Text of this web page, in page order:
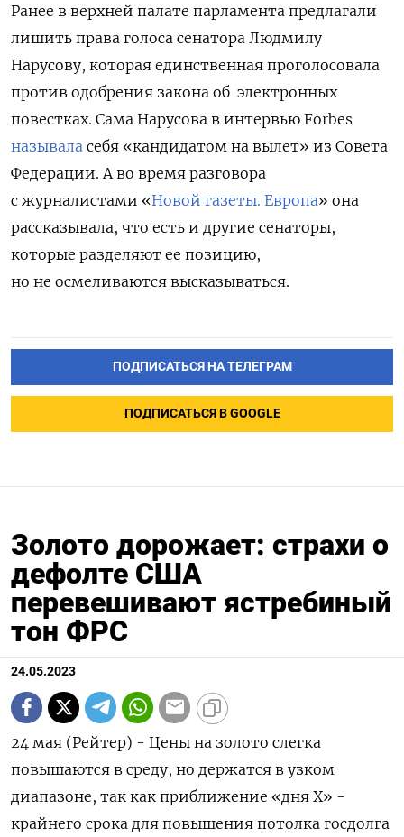
Ранее в верхней палате парламента предлагали
лишить права голоса сенатора Людмилу
Нарусову, которая единственная проголосовала
против одобрения закона об электронных
повестках. Сама Нарусова в интервью Forbes
называла себя «кандидатом на вылет» из Совета
Федерации. А во время разговора
с журналистами «Новой газеты. Европа» она
рассказывала, что есть и другие сенаторы,
которые разделяют ее позицию,
но не осмеливаются высказываться.
ПОДПИСАТЬСЯ НА ТЕЛЕГРАМ
ПОДПИСАТЬСЯ В GOOGLE
Золото дорожает: страхи о
дефолте США
перевешивают ястребиный
тон ФРС
24.05.2023
24 мая (Рейтер) - Цены на золото слегка
повышаются в среду, но держатся в узком
диапазоне, так как приближение «дня Х» -
крайнего срока для повышения потолка госдолга